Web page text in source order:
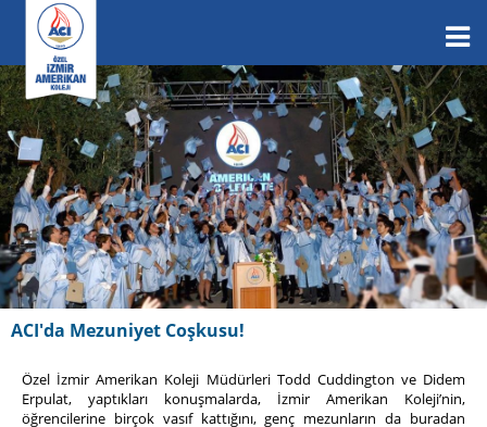
ACI'da Mezuniyet Coşkusu!
Özel İzmir Amerikan Koleji Müdürleri Todd Cuddington ve Didem
Erpulat, yaptıkları konuşmalarda, İzmir Amerikan Koleji’nin,
öğrencilerine birçok vasıf kattığını, genç mezunların da buradan